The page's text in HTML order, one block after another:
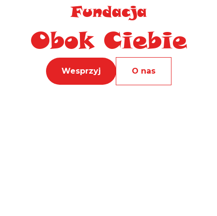
Fundacja
Obok Ciebie
Wesprzyj O nas